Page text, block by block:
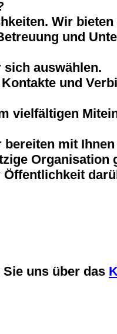
Wir bieten
und
auswählen.
und
vielfältigen
mit
Organisation
uns über das